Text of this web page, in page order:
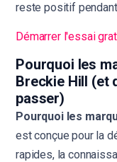
reste positif
Démarrer l'essai
Pourquoi les
Breckie Hill (et
passer)
Pourquoi les
est conçue pour la
rapides, la